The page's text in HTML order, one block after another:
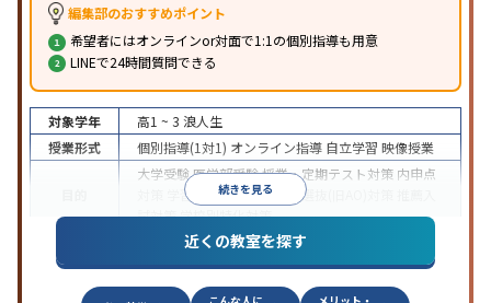
編集部のおすすめポイント
希望者にはオンラインor対面で1:1の個別指導も用意
LINEで24時間質問できる
続きを見る
対象学年 高1 ~ 3 浪人生
授業形式
個別指導(1対1) オンライン指導 自立学習 映像授業
大学受験医学部受験授業・定期テスト対策 内申点
学習習慣の定着 総合型選抜(旧AO)対策
試対策学校別特化対策
特徴
中高一貫校生に対応授業の振替可能
学習にPC・タブレットを利用オンライン対応1
科目から受講可能
近くの教室を探す